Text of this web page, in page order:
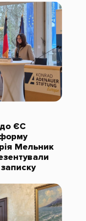
до ЄС
Мельник